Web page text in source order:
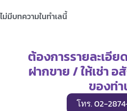
ไม่มีบทความในทำเลนี้
ต้องการรายละเอีย
ฝากขาย / ให้เช่า
ของท่
โทร. 02-